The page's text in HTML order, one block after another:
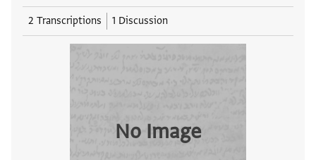
2 Transcriptions 1 Discussion
No Image